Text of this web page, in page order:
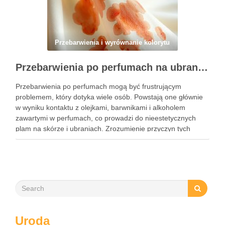
Przebarwienia i wyrównanie kolorytu
Przebarwienia po perfumach na ubraniach i skórze: przyczyny, usuwanie i zapobieganie błędom
Przebarwienia po perfumach mogą być frustrującym
problemem, który dotyka wiele osób. Powstają one głównie
w wyniku kontaktu z olejkami, barwnikami i alkoholem
zawartymi w perfumach, co prowadzi do nieestetycznych
plam na skórze i ubraniach. Zrozumienie przyczyn tych
przebarwień jest kluczowe, aby skutecznie im zapobiegać i
Uroda